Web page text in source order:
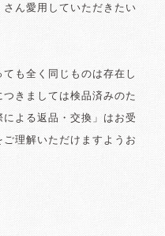
ん愛用していただきたい
も全く同じものは存在し
きましては検品済みのた
よる返品・交換」はお受
理解いただけますようお